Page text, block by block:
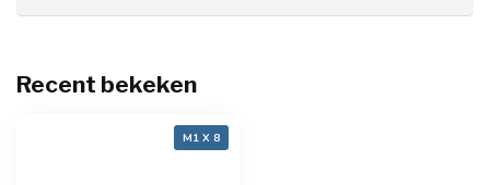
Recent bekeken
M1 X 8